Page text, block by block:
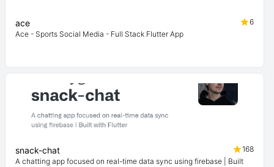
ace
6
Ace - Sports Social Media - Full Stack Flutter App
snack-chat
168
A chatting app focused on real-time data sync using firebase | Built